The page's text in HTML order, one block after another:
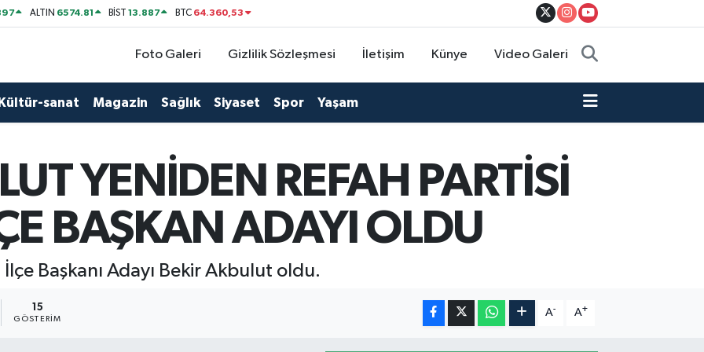
ALTIN 6574.81 BİST13.887 BTC 64.360,53
Foto Galeri Gizlilik Sözleşmesi İletişim Künye Video Galeri
Kültür-sanat Magazin Sağlık Siyaset Spor Yaşam
YENİDEN REFAH PARTİSİ
BAŞKAN ADAYI OLDU
Başkanı Adayı Bekir Akbulut oldu.
15
GÖSTERIM
A- A+